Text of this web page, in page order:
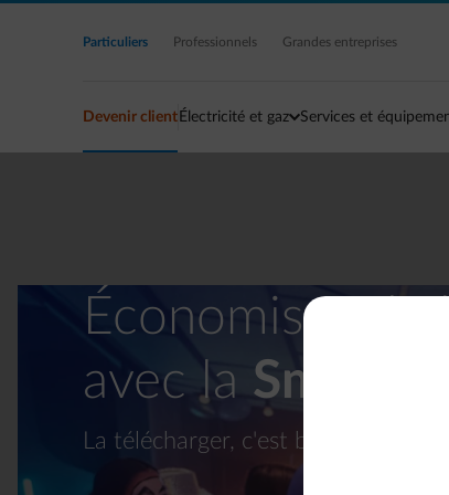
Accéder au contenu principal
Particuliers Professionnels Grandes entreprises
Devenir client Électricité et gaz Services et
Économisez de
avec la Smart
La télécharger, c'est bien. L'utiliser